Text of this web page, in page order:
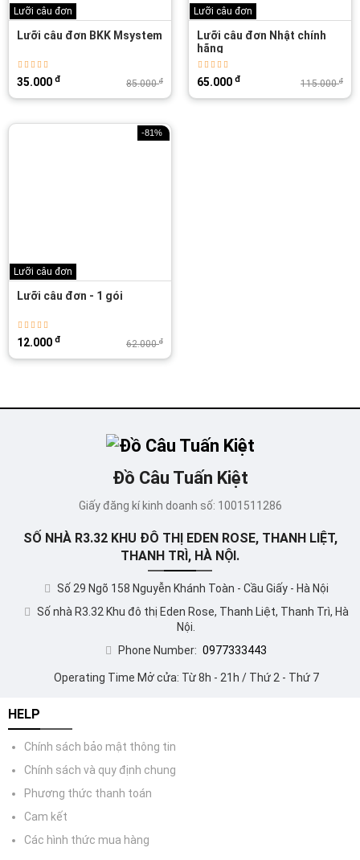
Lưỡi câu đơn
Lưỡi câu đơn BKK Msystem
85.000đ
35.000 đ
Lưỡi câu đơn
Lưỡi câu đơn Nhật chính
hãng
115.000đ
65.000 đ
-81%
Lưỡi câu đơn
Lưỡi câu đơn - 1 gói
62.000đ
12.000 đ
Đồ Câu Tuấn Kiệt
Giấy đăng kí kinh doanh số: 1001511286
SỐ NHÀ R3.32 KHU ĐÔ THỊ EDEN ROSE, THANH LIỆT,
THANH TRÌ, HÀ NỘI.
Số 29 Ngõ 158 Nguyễn Khánh Toàn - Cầu Giấy - Hà Nội
Số nhà R3.32 Khu đô thị Eden Rose, Thanh Liệt, Thanh Trì, Hà
Nội.
Phone Number: 0977333443
Operating Time Mở cửa: Từ 8h - 21h / Thứ 2 - Thứ 7
HELP
Chính sách bảo mật thông tin
Chính sách và quy định chung
Phương thức thanh toán
Cam kết
Các hình thức mua hàng